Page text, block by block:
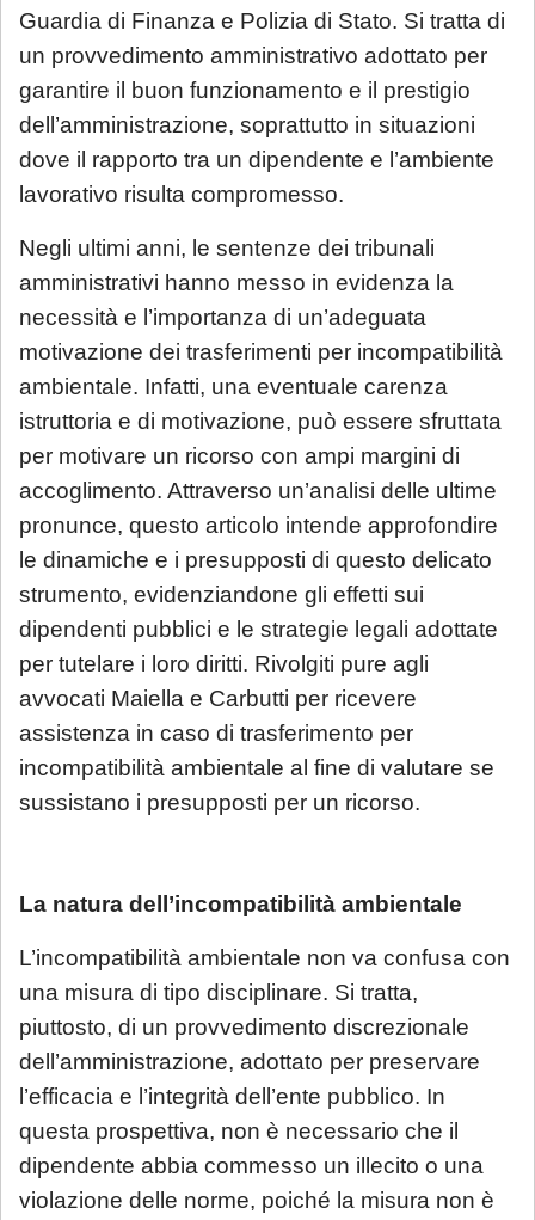
Guardia di Finanza e Polizia di Stato. Si tratta di
un provvedimento amministrativo adottato per
garantire il buon funzionamento e il prestigio
dell’amministrazione, soprattutto in situazioni
dove il rapporto tra un dipendente e l’ambiente
lavorativo risulta compromesso.
Negli ultimi anni, le sentenze dei tribunali
amministrativi hanno messo in evidenza la
necessità e l’importanza di un’adeguata
motivazione dei trasferimenti per incompatibilità
ambientale. Infatti, una eventuale carenza
istruttoria e di motivazione, può essere sfruttata
per motivare un ricorso con ampi margini di
accoglimento. Attraverso un’analisi delle ultime
pronunce, questo articolo intende approfondire
le dinamiche e i presupposti di questo delicato
strumento, evidenziandone gli effetti sui
dipendenti pubblici e le strategie legali adottate
per tutelare i loro diritti. Rivolgiti pure agli
avvocati Maiella e Carbutti per ricevere
assistenza in caso di trasferimento per
incompatibilità ambientale al fine di valutare se
sussistano i presupposti per un ricorso.
La natura dell’incompatibilità ambientale
L’incompatibilità ambientale non va confusa con
una misura di tipo disciplinare. Si tratta,
piuttosto, di un provvedimento discrezionale
dell’amministrazione, adottato per preservare
l’efficacia e l’integrità dell’ente pubblico. In
questa prospettiva, non è necessario che il
dipendente abbia commesso un illecito o una
violazione delle norme, poiché la misura non è